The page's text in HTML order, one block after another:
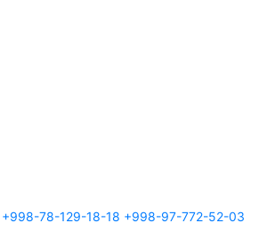
+998-78-129-18-18 +998-97-772-52-03